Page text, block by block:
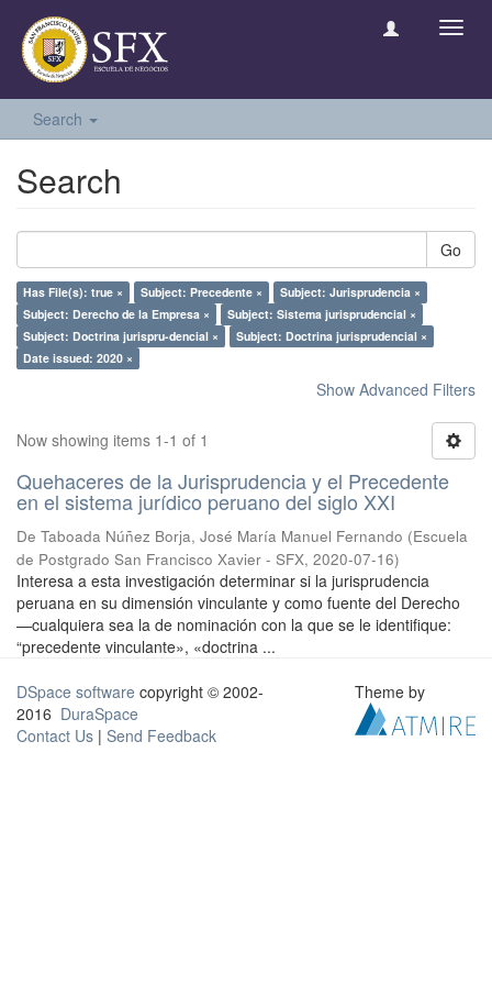
Search
Search
Go
Has File(s): true × Subject: Precedente ×
Subject: Jurisprudencia ×
Subject: Derecho de la Empresa ×
Subject: Sistema jurisprudencial ×
Subject: Doctrina jurispru-dencial ×
Subject: Doctrina jurisprudencial ×
Date issued: 2020 ×
Show Advanced Filters
Now showing items 1-1 of 1
Quehaceres de la Jurisprudencia y el Precedente
en el sistema jurídico peruano del siglo XXI
De Taboada Núñez Borja, José María Manuel Fernando (Escuela
de Postgrado San Francisco Xavier - SFX, 2020-07-16)
Interesa a esta investigación determinar si la jurisprudencia
peruana en su dimensión vinculante y como fuente del Derecho
—cualquiera sea la de nominación con la que se le identifique:
“precedente vinculante», «doctrina ...
DSpace software copyright © 2002-
2016 DuraSpace
Contact Us | Send Feedback
Theme by